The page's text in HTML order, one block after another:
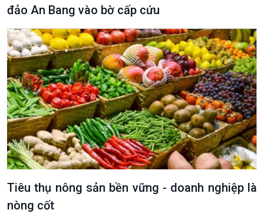
đảo An Bang vào bờ cấp cứu
Tiêu thụ nông sản bền vững - doanh nghiệp là
nòng cốt